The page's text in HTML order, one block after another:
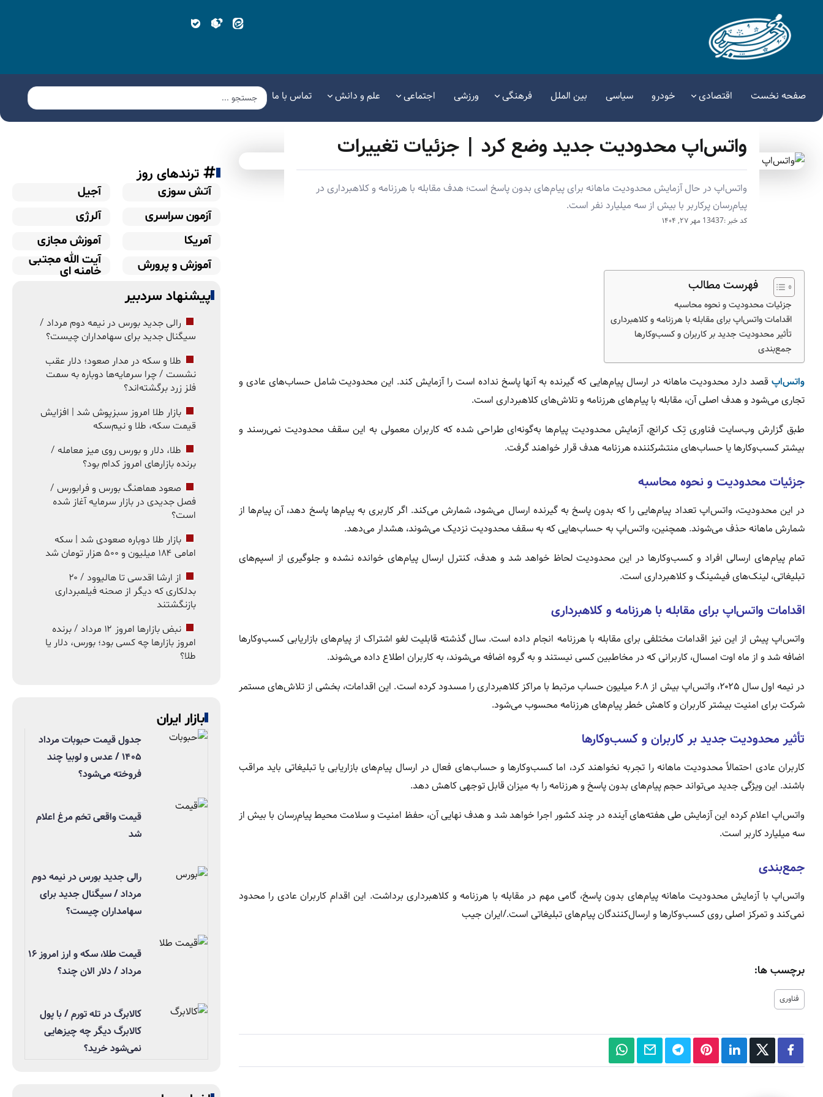
صفحه نخست اقتصادی خودرو سیاسی بین الملل فرهنگی ورزشی اجتماعی علم و دانش تماس با ما
واتس‌اپ محدودیت جدید وضع کرد | جزئیات تغییرات
واتس‌اپ در حال آزمایش محدودیت ماهانه برای پیام‌های بدون پاسخ است؛ هدف مقابله با هرزنامه و کلاهبرداری در
پیام‌رسان پرکاربر با بیش از سه میلیارد نفر است.
کد خبر :13437 مهر ۲۷, ۱۴۰۴
فهرست مطالب
جزئیات محدودیت و نحوه محاسبه
اقدامات واتس‌اپ برای مقابله با هرزنامه و کلاهبرداری
تأثیر محدودیت جدید بر کاربران و کسب‌وکارها
جمع‌بندی
واتس‌اپ قصد دارد محدودیت ماهانه در ارسال پیام‌هایی که گیرنده به آنها پاسخ نداده است را آزمایش کند. این محدودیت شامل حساب‌های عادی و
تجاری می‌شود و هدف اصلی آن، مقابله با پیام‌های هرزنامه و تلاش‌های کلاهبرداری است.
طبق گزارش وب‌سایت فناوری تِک کرانچ، آزمایش محدودیت پیام‌ها به‌گونه‌ای طراحی شده که کاربران معمولی به این سقف محدودیت نمی‌رسند و
بیشتر کسب‌وکارها یا حساب‌های منتشرکننده هرزنامه هدف قرار خواهند گرفت.
جزئیات محدودیت و نحوه محاسبه
در این محدودیت، واتس‌اپ تعداد پیام‌هایی را که بدون پاسخ به گیرنده ارسال می‌شود، شمارش می‌کند. اگر کاربری به پیام‌ها پاسخ دهد، آن پیام‌ها از
شمارش ماهانه حذف می‌شوند. همچنین، واتس‌اپ به حساب‌هایی که به سقف محدودیت نزدیک می‌شوند، هشدار می‌دهد.
تمام پیام‌های ارسالی افراد و کسب‌وکارها در این محدودیت لحاظ خواهد شد و هدف، کنترل ارسال پیام‌های خوانده نشده و جلوگیری از اسپم‌های
تبلیغاتی، لینک‌های فیشینگ و کلاهبرداری است.
اقدامات واتس‌اپ برای مقابله با هرزنامه و کلاهبرداری
واتس‌اپ پیش از این نیز اقدامات مختلفی برای مقابله با هرزنامه انجام داده است. سال گذشته قابلیت لغو اشتراک از پیام‌های بازاریابی کسب‌وکارها
اضافه شد و از ماه اوت امسال، کاربرانی که در مخاطبین کسی نیستند و به گروه اضافه می‌شوند، به کاربران اطلاع داده می‌شوند.
در نیمه اول سال ۲۰۲۵، واتس‌اپ بیش از ۶.۸ میلیون حساب مرتبط با مراکز کلاهبرداری را مسدود کرده است. این اقدامات، بخشی از تلاش‌های مستمر
شرکت برای امنیت بیشتر کاربران و کاهش خطر پیام‌های هرزنامه محسوب می‌شود.
تأثیر محدودیت جدید بر کاربران و کسب‌وکارها
کاربران عادی احتمالاً محدودیت ماهانه را تجربه نخواهند کرد، اما کسب‌وکارها و حساب‌های فعال در ارسال پیام‌های بازاریابی یا تبلیغاتی باید مراقب
باشند. این ویژگی جدید می‌تواند حجم پیام‌های بدون پاسخ و هرزنامه را به میزان قابل توجهی کاهش دهد.
واتس‌اپ اعلام کرده این آزمایش طی هفته‌های آینده در چند کشور اجرا خواهد شد و هدف نهایی آن، حفظ امنیت و سلامت محیط پیام‌رسان با بیش از
سه میلیارد کاربر است.
جمع‌بندی
واتس‌اپ با آزمایش محدودیت ماهانه پیام‌های بدون پاسخ، گامی مهم در مقابله با هرزنامه و کلاهبرداری برداشت. این اقدام کاربران عادی را محدود
نمی‌کند و تمرکز اصلی روی کسب‌وکارها و ارسال‌کنندگان پیام‌های تبلیغاتی است./ایران جیب
برچسب ها:
فناوری
ترندهای روز
آتش سوزی
آجیل
آزمون سراسری
آلرژی
آمریکا
آموزش مجازی
آموزش و پرورش
آیت الله مجتبی
خامنه ای
پیشنهاد سردبیر
رالی جدید بورس در نیمه دوم مرداد /
سیگنال جدید برای سهامداران چیست؟
طلا و سکه در مدار صعود؛ دلار عقب
نشست / چرا سرمایه‌ها دوباره به سمت
فلز زرد برگشته‌اند؟
بازار طلا امروز سبزپوش شد | افزایش
قیمت سکه، طلا و نیم‌سکه
طلا، دلار و بورس روی میز معامله /
برنده بازارهای امروز کدام بود؟
صعود هماهنگ بورس و فرابورس /
فصل جدیدی در بازار سرمایه آغاز شده
است؟
بازار طلا دوباره صعودی شد | سکه
امامی ۱۸۴ میلیون و ۵۰۰ هزار تومان شد
از ارشا اقدسی تا هالیوود / ۲۰
بدلکاری که دیگر از صحنه فیلمبرداری
بازنگشتند
نبض بازارها امروز ۱۲ مرداد / برنده
امروز بازارها چه کسی بود؛ بورس، دلار یا
طلا؟
بازار ایران
جدول قیمت حبوبات مرداد
۱۴۰۵ / عدس و لوبیا چند
فروخته می‌شود؟
قیمت واقعی تخم مرغ اعلام
شد
رالی جدید بورس در نیمه دوم
مرداد / سیگنال جدید برای
سهامداران چیست؟
قیمت طلا، سکه و ارز امروز ۱۶
مرداد / دلار الان چند؟
کالابرگ در تله تورم / با پول
کالابرگ دیگر چه چیزهایی
نمی‌شود خرید؟